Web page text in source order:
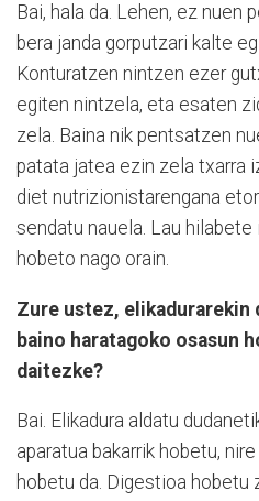
Bai, hala da. Lehen, ez nuen
bera janda gorputzari kalte
Konturatzen nintzen ezer
egiten nintzela, eta esaten
zela. Baina nik pentsatzen
patata jatea ezin zela txarra
diet nutrizionistarengana
sendatu nauela. Lau hilabete
hobeto nago orain.
Zure ustez, elikadurarekin
baino haratagoko osasun
daitezke?
Bai. Elikadura aldatu
aparatua bakarrik hobetu,
hobetu da. Digestioa hobetu